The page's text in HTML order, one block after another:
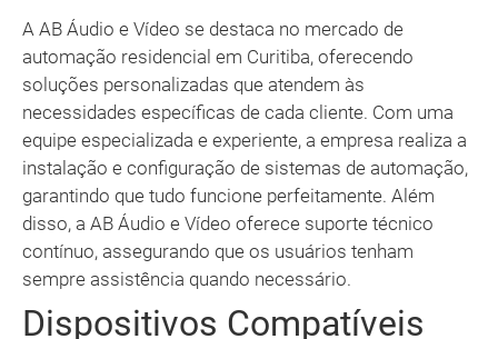
A AB Áudio e Vídeo se destaca no mercado de
automação residencial em Curitiba, oferecendo
soluções personalizadas que atendem às
necessidades específicas de cada cliente. Com uma
equipe especializada e experiente, a empresa realiza a
instalação e configuração de sistemas de automação,
garantindo que tudo funcione perfeitamente. Além
disso, a AB Áudio e Vídeo oferece suporte técnico
contínuo, assegurando que os usuários tenham
sempre assistência quando necessário.
Dispositivos Compatíveis